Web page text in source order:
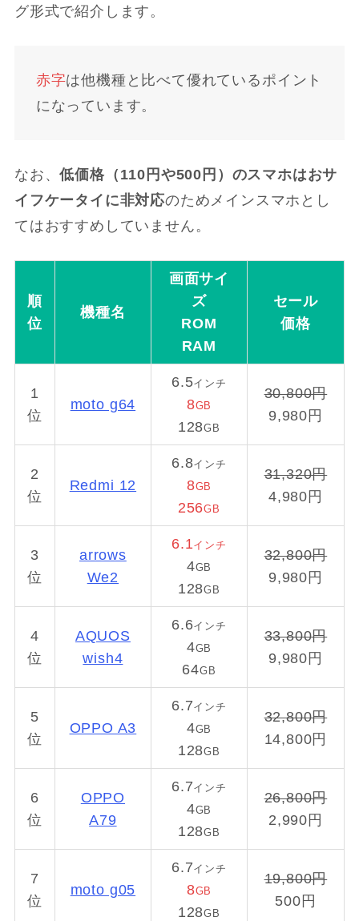
グ形式で紹介します。
赤字は他機種と比べて優れているポイント
になっています。
なお、低価格（110円や500円）のスマホはおサ
イフケータイに非対応のためメインスマホとし
てはおすすめしていません。
順
位
機種名
画面サイ
ズ
ROM
RAM
セール
価格
1
位
moto g64
6.5インチ
8GB
128GB
30,800円
9,980円
2
位
Redmi 12
6.8インチ
8GB
256GB
31,320円
4,980円
3
位
arrows
We2
6.1インチ
4GB
128GB
32,800円
9,980円
4
位
AQUOS
wish4
6.6インチ
4GB
64GB
33,800円
9,980円
5
位
OPPO A3
6.7インチ
4GB
128GB
32,800円
14,800円
6
位
OPPO
A79
6.7インチ
4GB
128GB
26,800円
2,990円
7
位
moto g05
6.7インチ
8GB
128GB
19,800円
500円